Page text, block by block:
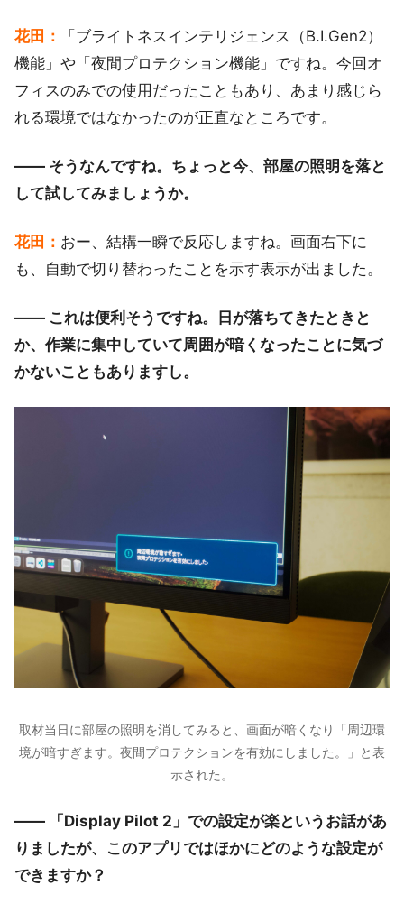
花田：
「ブライトネスインテリジェンス（B.I.Gen2）
機能」や「夜間プロテクション機能」ですね。今回オ
フィスのみでの使用だったこともあり、あまり感じら
れる環境ではなかったのが正直なところです。
―― そうなんですね。ちょっと今、部屋の照明を落と
して試してみましょうか。
花田： おー、結構一瞬で反応しますね。画面右下に
も、自動で切り替わったことを示す表示が出ました。
―― これは便利そうですね。日が落ちてきたときと
か、作業に集中していて周囲が暗くなったことに気づ
かないこともありますし。
取材当日に部屋の照明を消してみると、画面が暗くなり「周辺環
境が暗すぎます。夜間プロテクションを有効にしました。」と表
示された。
―― 「Display Pilot 2」での設定が楽というお話があ
りましたが、このアプリではほかにどのような設定が
できますか？